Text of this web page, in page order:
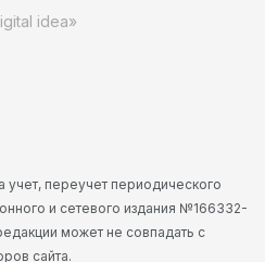
idea»
учет, переучет периодического
и сетевого издания №166332-
может не совпадать с
сайта.